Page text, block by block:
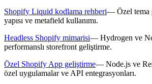
Shopify Liquid kodlama rehberi— Özel tema
yapısı ve metafield kullanımı.
Headless Shopify mimarisi— Hydrogen ve
performanslı storefront geliştirme.
Özel Shopify App geliştirme— Node.js ve
özel uygulamalar ve API entegrasyonları.